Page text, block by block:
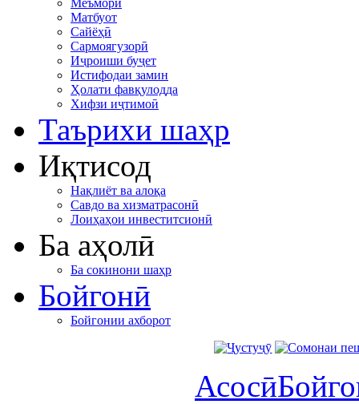
Меъморӣ
Матбуот
Сайёҳӣ
Сармоягузорӣ
Иҷроиши буҷет
Истифодаи замин
Ҳолати фавқулодда
Хифзи иҷтимоӣ
Таърихи шаҳр
Иқтисод
Нақлиёт ва алоқа
Савдо ва хизматрасонӣ
Лоиҳаҳои инвеститсионӣ
Ба аҳолӣ
Ба сокинони шаҳр
Бойгонӣ
Бойгонии ахборот
Асосӣ